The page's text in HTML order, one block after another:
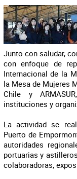
Junto con saludar,
con enfoque de
Internacional de la
la Mesa de Mujeres
Chile y
instituciones y
La actividad se
Puerto de
autoridades
portuarias y
colaboradoras,